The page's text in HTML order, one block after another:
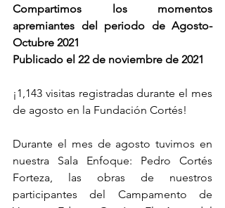
Compartimos los momentos
apremiantes del periodo de Agosto-
Octubre 2021
Publicado el 22 de noviembre de 2021
¡1,143 visitas registradas durante el mes
de agosto en la Fundación Cortés!
Durante el mes de agosto tuvimos en
nuestra Sala Enfoque: Pedro Cortés
Forteza, las obras de nuestros
participantes del Campamento de